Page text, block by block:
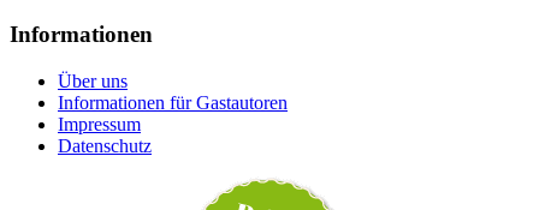
Informationen
Über uns
Informationen für Gastautoren
Impressum
Datenschutz